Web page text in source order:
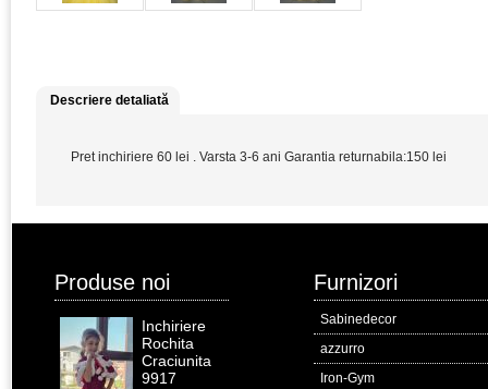
Descriere detaliată
Pret inchiriere 60 lei . Varsta 3-6 ani Garantia returnabila:150 lei
Produse noi
Inchiriere
Rochita
Craciunita
9917
Furnizori
Sabinedecor
azzurro
Iron-Gym